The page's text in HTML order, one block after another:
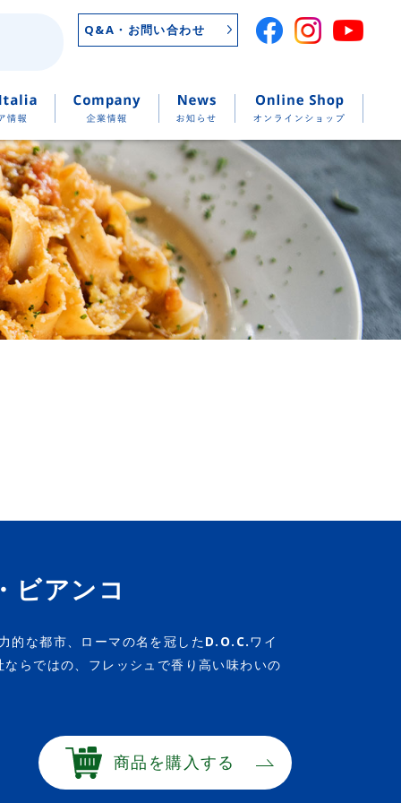
Q&A・お問い合わせ
ビアンコ
的な都市、ローマの名を冠したD.O.C.ワイ
らではの、フレッシュで香り高い味わいの
商品を購入する